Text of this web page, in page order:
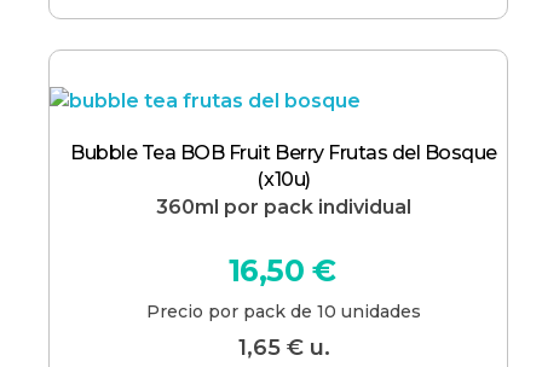
Bubble Tea BOB Fruit Berry Frutas del Bosque
(x10u)
360ml por pack individual
1,65 €u.
16,50 €
Precio por pack de 10 unidades